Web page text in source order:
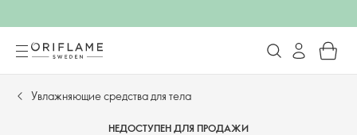
Увлажняющие средства для тела
НЕДОСТУПЕН ДЛЯ ПРОДАЖИ